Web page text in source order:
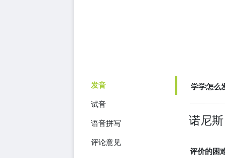
发音
试音
语音拼写
评论意见
学学怎么
诺尼斯
评价的困